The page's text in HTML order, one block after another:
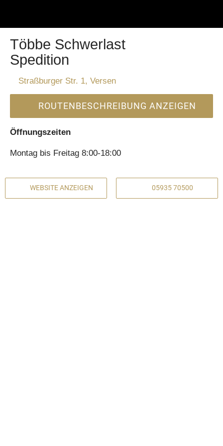
Többe Schwerlast
Spedition
Straßburger Str. 1, Versen
ROUTENBESCHREIBUNG ANZEIGEN
Öffnungszeiten
Montag bis Freitag 8:00-18:00
WEBSITE ANZEIGEN 05935 70500